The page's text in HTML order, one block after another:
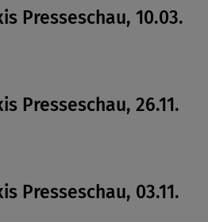
Presseschau, 10.03.
Presseschau, 26.11.
Presseschau, 03.11.